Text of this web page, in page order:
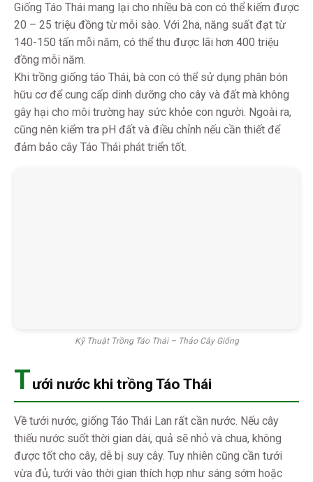
Giống Táo Thái mang lại cho nhiều bà con có thể kiếm được
20 – 25 triệu đồng từ mỗi sào. Với 2ha, năng suất đạt từ
140-150 tấn mỗi năm, có thể thu được lãi hơn 400 triệu
đồng mỗi năm.
Khi trồng giống táo Thái, bà con có thể sử dụng phân bón
hữu cơ để cung cấp dinh dưỡng cho cây và đất mà không
gây hại cho môi trường hay sức khỏe con người. Ngoài ra,
cũng nên kiểm tra pH đất và điều chỉnh nếu cần thiết để
đảm bảo cây Táo Thái phát triển tốt.
Kỹ Thuật Trồng Táo Thái – Thảo Cây Giống
Tưới nước khi trồng Táo Thái
Về tưới nước, giống Táo Thái Lan rất cần nước. Nếu cây
thiếu nước suốt thời gian dài, quả sẽ nhỏ và chua, không
được tốt cho cây, dễ bị suy cây. Tuy nhiên cũng cần tưới
vừa đủ, tưới vào thời gian thích hợp như sáng sớm hoặc